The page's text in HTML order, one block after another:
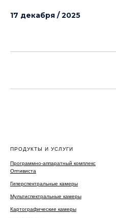
17 декабря / 2025
ПРОДУКТЫ И УСЛУГИ
Программно-аппаратный комплекс
Оптивиста
Гиперспектральные камеры
Мультиспектральные камеры
Картографические камеры